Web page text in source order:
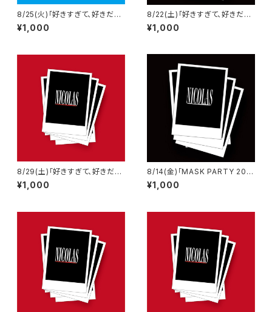
8/25(火)「好きすぎて、好きだけ
じゃ、癪に障る。」LIVE rise SH
UNAN 当日チェキ
¥1,000
8/22(土)「好きすぎて、好きだけ
じゃ、癪に障る。」小倉WOW! 当
日チェキ
¥1,000
8/29(土)「好きすぎて、好きだけ
じゃ、癪に障る。」高松sound s
pace RIZIN' 当日チェキ
¥1,000
8/14(金)「MASK PARTY 202
6」渋谷REX 当日チェキ
¥1,000